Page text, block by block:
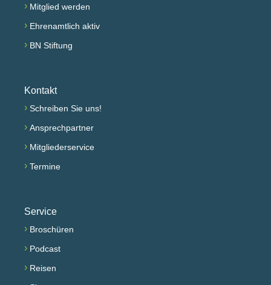
› Mitglied werden
› Ehrenamtlich aktiv
› BN Stiftung
Kontakt
› Schreiben Sie uns!
› Ansprechpartner
› Mitgliederservice
› Termine
Service
› Broschüren
› Podcast
› Reisen